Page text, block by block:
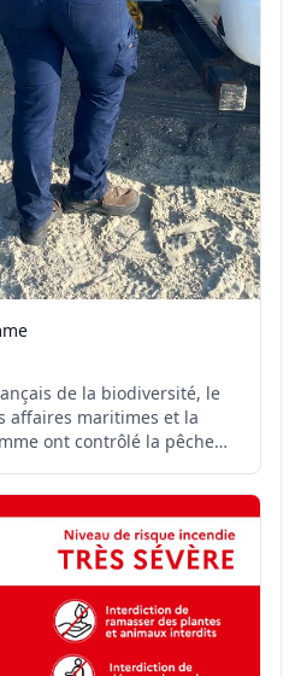
de la biodiversité, le
affaires maritimes et la
ont contrôlé la pêche
durablement la